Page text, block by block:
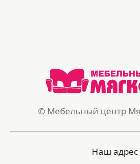
© Мебельный центр
Наш адрес